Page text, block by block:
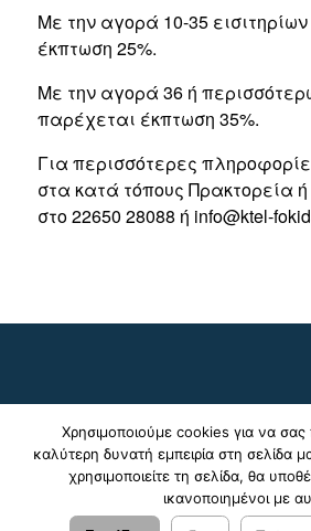
Με την αγορά 10-35
έκπτωση 25%.
Με την αγορά 36 ή
παρέχεται έκπτωση 35%.
Για περισσότερες
στα κατά τόπους Πρακτορεία ή
στο 22650 28088 ή info@ktel-
© 2024 - 2026 ΚΤΕΛ Ν. Φωκίδας
Απορρήτου
Χρησιμοποιούμε cookies για να
καλύτερη δυνατή εμπειρία στη σελίδα
χρησιμοποιείτε τη σελίδα, θα
ικανοποιημένοι με